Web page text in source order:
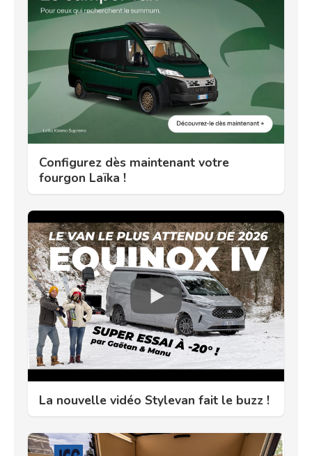
Configurez dès maintenant votre
fourgon Laïka !
La nouvelle vidéo Stylevan fait le buzz !